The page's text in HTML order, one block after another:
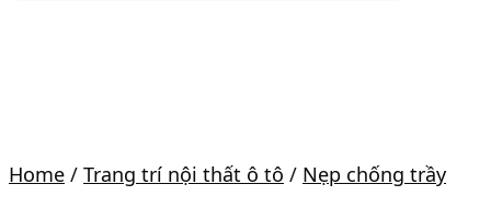
Home / Trang trí nội thất ô tô / Nẹp chống trầy